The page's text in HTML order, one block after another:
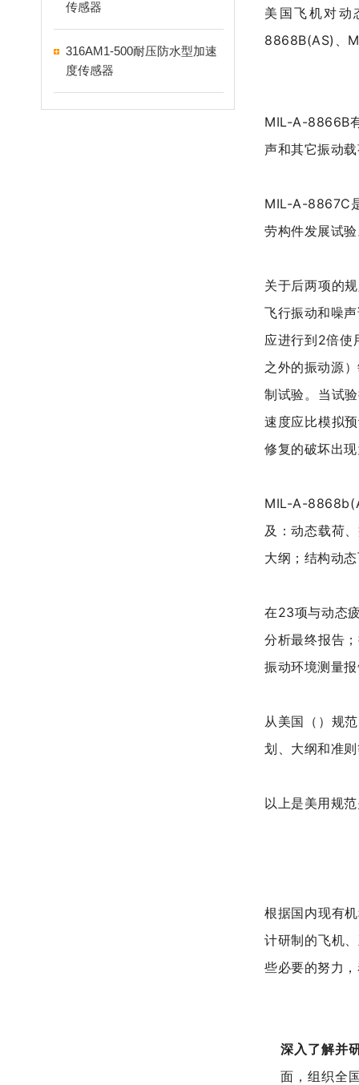
传感器
316AM1-500耐压防水型加速
度传感器
美国飞机对动
8868B(AS)、
MIL-A-8866B
声和其它振动
MIL-A-8867C
劳构件发展试
关于后两项的
飞行振动和噪
应进行到2倍使
之外的振动源
制试验。当试
速度应比模拟
修复的破坏出
MIL-A-
及：动态载荷
大纲； 结构动
在23项与动态
分析最终报告；
振动环境测量
从美国（）规
划、大纲和准
以上是美用规
根据国内现有
计研制的飞机
些必要的努力
深入了解并
面，组织全